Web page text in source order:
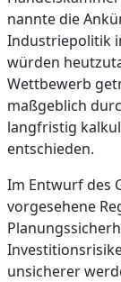
nannte die
Industriepolitik
würden
Wettbewerb
maßgeblich
langfristig
entschieden.
Im Entwurf des
vorgesehene
unsicherer